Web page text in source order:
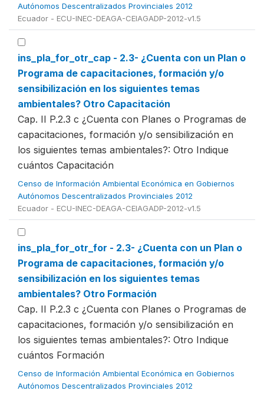
Autónomos Descentralizados Provinciales 2012
Ecuador - ECU-INEC-DEAGA-CEIAGADP-2012-v1.5
ins_pla_for_otr_cap - 2.3- ¿Cuenta con un Plan o
Programa de capacitaciones, formación y/o
sensibilización en los siguientes temas
ambientales? Otro Capacitación
Cap. II P.2.3 c ¿Cuenta con Planes o Programas de
capacitaciones, formación y/o sensibilización en
los siguientes temas ambientales?: Otro Indique
cuántos Capacitación
Censo de Información Ambiental Económica en Gobiernos
Autónomos Descentralizados Provinciales 2012
Ecuador - ECU-INEC-DEAGA-CEIAGADP-2012-v1.5
ins_pla_for_otr_for - 2.3- ¿Cuenta con un Plan o
Programa de capacitaciones, formación y/o
sensibilización en los siguientes temas
ambientales? Otro Formación
Cap. II P.2.3 c ¿Cuenta con Planes o Programas de
capacitaciones, formación y/o sensibilización en
los siguientes temas ambientales?: Otro Indique
cuántos Formación
Censo de Información Ambiental Económica en Gobiernos
Autónomos Descentralizados Provinciales 2012